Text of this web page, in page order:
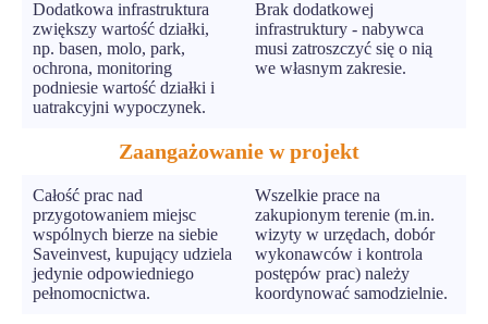
Dodatkowa infrastruktura
zwiększy wartość działki,
np. basen, molo, park,
ochrona, monitoring
podniesie wartość działki i
uatrakcyjni wypoczynek.
Brak dodatkowej
infrastruktury - nabywca
musi zatroszczyć się o nią
we własnym zakresie.
Zaangażowanie w projekt
Całość prac nad
przygotowaniem miejsc
wspólnych bierze na siebie
Saveinvest, kupujący udziela
jedynie odpowiedniego
pełnomocnictwa.
Wszelkie prace na
zakupionym terenie (m.in.
wizyty w urzędach, dobór
wykonawców i kontrola
postępów prac) należy
koordynować samodzielnie.